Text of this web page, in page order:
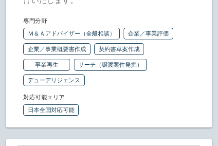
専門分野
Ｍ＆Ａアドバイザー（全般相談）
企業／事業評価
企業／事業概要書作成 契約書草案作成
事業再生 サーチ（譲渡案件発掘）
デューデリジェンス
対応可能エリア
日本全国対応可能